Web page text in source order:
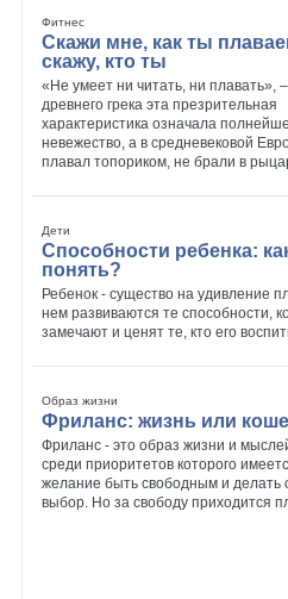
Фитнес
Скажи мне, как ты
скажу, кто ты
«Не умеет ни читать, ни плавать», –
древнего грека эта презрительная
характеристика означала
невежество, а в средневековой
плавал топориком, не брали в
Дети
Способности ребенка:
понять?
Ребенок - существо на удивление
нем развиваются те способности,
замечают и ценят те, кто его
Образ жизни
Фриланс: жизнь или
Фриланс - это образ жизни и
среди приоритетов которого
желание быть свободным и делать
выбор. Но за свободу приходится